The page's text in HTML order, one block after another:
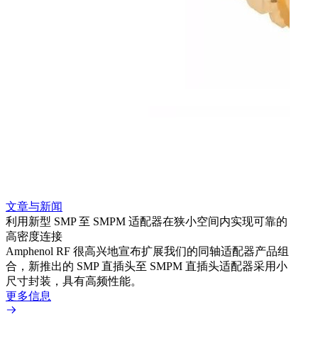
文章与新闻
利用新型 SMP 至 SMPM 适配器在狭小空间内实现可靠的
高密度连接
Amphenol RF 很高兴地宣布扩展我们的同轴适配器产品组
合，新推出的 SMP 直插头至 SMPM 直插头适配器采用小
尺寸封装，具有高频性能。
更多信息